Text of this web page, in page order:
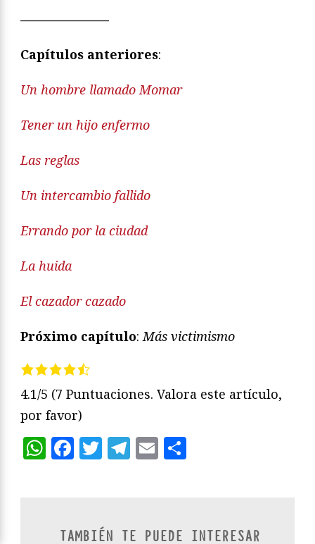
———————
Capítulos anteriores:
Un hombre llamado Momar
Tener un hijo enfermo
Las reglas
Un intercambio fallido
Errando por la ciudad
La huida
El cazador cazado
Próximo capítulo: Más victimismo
4.1/5 (7 Puntuaciones. Valora este artículo,
por favor)
WhatsApp
Facebook
Twitter
Telegram
Email
TAMBIÉN TE PUEDE INTERESAR